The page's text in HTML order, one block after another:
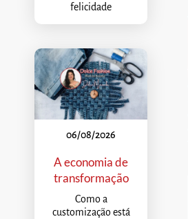
felicidade
06/08/2026
A economia de
transformação
Como a
customização está